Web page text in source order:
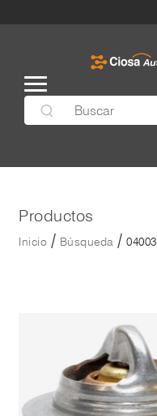
Productos
Inicio / Búsqueda / 04003